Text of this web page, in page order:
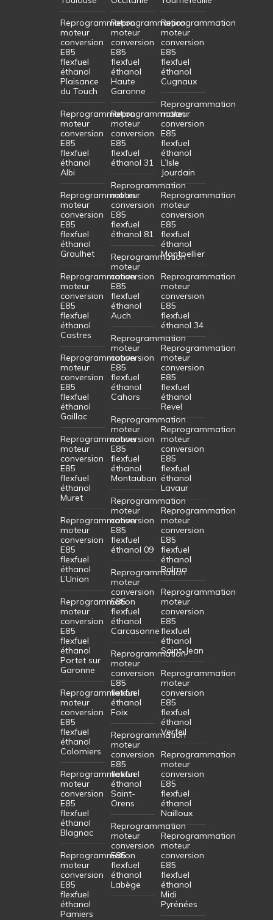
Reprogrammation
moteur
conversion
E85
flexfuel
éthanol
Plaisance
du Touch
Reprogrammation
moteur
conversion
E85
flexfuel
éthanol
Albi
Reprogrammation
moteur
conversion
E85
flexfuel
éthanol
Graulhet
Reprogrammation
moteur
conversion
E85
flexfuel
éthanol
Castres
Reprogrammation
moteur
conversion
E85
flexfuel
éthanol
Gaillac
Reprogrammation
moteur
conversion
E85
flexfuel
éthanol
Muret
Reprogrammation
moteur
conversion
E85
flexfuel
éthanol
L’Union
Reprogrammation
moteur
conversion
E85
flexfuel
éthanol
Portet sur
Garonne
Reprogrammation
moteur
conversion
E85
flexfuel
éthanol
Colomiers
Reprogrammation
moteur
conversion
E85
flexfuel
éthanol
Blagnac
Reprogrammation
moteur
conversion
E85
flexfuel
éthanol
Pamiers
Reprogrammation
moteur
conversion
E85
flexfuel
éthanol
Haute
Garonne
Reprogrammation
moteur
conversion
E85
flexfuel
éthanol 31
Reprogrammation
moteur
conversion
E85
flexfuel
éthanol 81
Reprogrammation
moteur
conversion
E85
flexfuel
éthanol
Auch
Reprogrammation
moteur
conversion
E85
flexfuel
éthanol
Cahors
Reprogrammation
moteur
conversion
E85
flexfuel
éthanol
Montauban
Reprogrammation
moteur
conversion
E85
flexfuel
éthanol 09
Reprogrammation
moteur
conversion
E85
flexfuel
éthanol
Carcasonne
Reprogrammation
moteur
conversion
E85
flexfuel
éthanol
Foix
Reprogrammation
moteur
conversion
E85
flexfuel
éthanol
Saint-
Orens
Reprogrammation
moteur
conversion
E85
flexfuel
éthanol
Labège
Reprogrammation
moteur
conversion
E85
flexfuel
éthanol
Cugnaux
Reprogrammation
moteur
conversion
E85
flexfuel
éthanol
L’Isle
Jourdain
Reprogrammation
moteur
conversion
E85
flexfuel
éthanol
Montpellier
Reprogrammation
moteur
conversion
E85
flexfuel
éthanol 34
Reprogrammation
moteur
conversion
E85
flexfuel
éthanol
Revel
Reprogrammation
moteur
conversion
E85
flexfuel
éthanol
Lavaur
Reprogrammation
moteur
conversion
E85
flexfuel
éthanol
Balma
Reprogrammation
moteur
conversion
E85
flexfuel
éthanol
Saint-Jean
Reprogrammation
moteur
conversion
E85
flexfuel
éthanol
Verfeil
Reprogrammation
moteur
conversion
E85
flexfuel
éthanol
Nailloux
Reprogrammation
moteur
conversion
E85
flexfuel
éthanol
Midi
Pyrénées